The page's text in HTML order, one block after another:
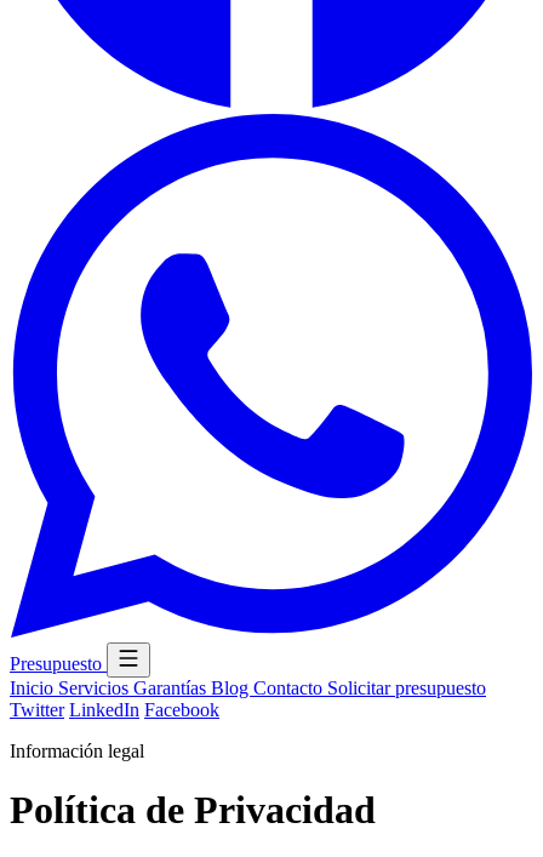
Presupuesto
Inicio Servicios Garantías Blog Contacto Solicitar presupuesto
Twitter LinkedIn Facebook
Información legal
Política de Privacidad